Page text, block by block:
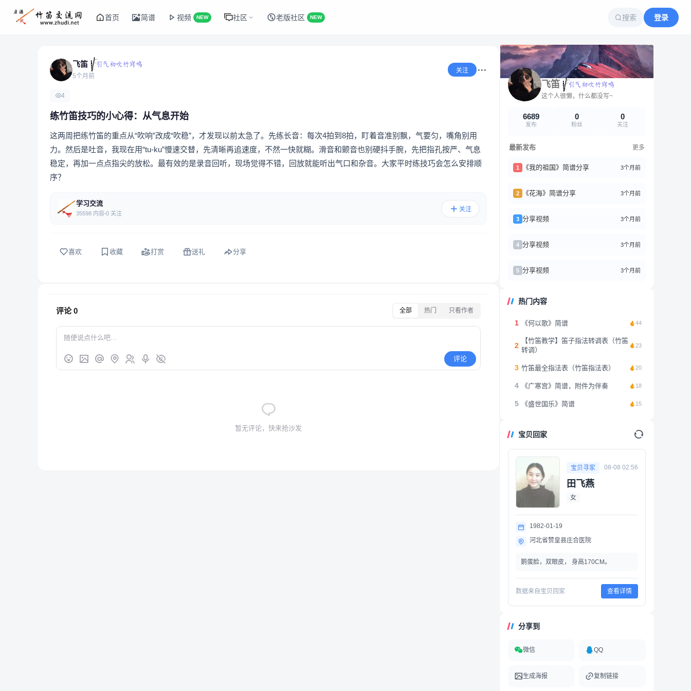
首页 简谱 视频 NEW 社区 老版社区 NEW 搜索 登录
飞笛
5个月前
关注
4
练竹笛技巧的小心得：从气息开始
这两周把练竹笛的重点从“吹响”改成“吹稳”，才发现以前太急了。先练长音：每次4拍到8拍，盯着音准别飘，气要匀，嘴角别用
力。然后是吐音，我现在用“tu-ku”慢速交替，先清晰再追速度，不然一快就糊。滑音和颤音也别硬抖手腕，先把指孔按严、气息
稳定，再加一点点指尖的放松。最有效的是录音回听，现场觉得不错，回放就能听出气口和杂音。大家平时练技巧会怎么安排顺
序？
学习交流
35598 内容 0 关注
关注
喜欢 收藏 打赏 送礼 分享
评论0 全部 热门 只看作者
评论
暂无评论，快来抢沙发
飞笛
这个人很懒，什么都没写~
6689
发布
0
粉丝
0
关注
最新发布 更多
1 《我的祖国》简谱分享 3个月前
2 《花海》简谱分享 3个月前
3 分享视频 3个月前
4 分享视频 3个月前
5 分享视频 3个月前
热门内容
1 《何以歌》简谱 44
2
【竹笛教学】笛子指法转调表（竹笛
转调）
23
3 竹笛最全指法表（竹笛指法表） 20
4 《广寒宫》简谱，附件为伴奏 18
5 《盛世国乐》简谱 15
宝贝回家
宝贝寻家 08-08 02:56
田飞燕
女
1982-01-19
河北省赞皇县庄合医院
鹅蛋脸，双眼皮， 身高170CM。
数据来自宝贝回家 查看详情
分享到
微信 QQ
生成海报 复制链接